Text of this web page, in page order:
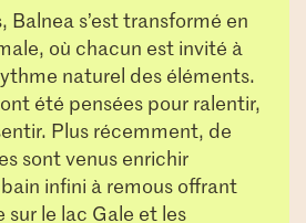
Balnea s’est transformé en
où chacun est invité à
naturel des éléments.
été pensées pour ralentir,
Plus récemment, de
sont venus enrichir
infini à remous offrant
sur le lac Gale et les